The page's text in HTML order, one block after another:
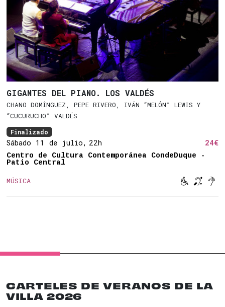
GIGANTES DEL PIANO. LOS VALDÉS
CHANO DOMÍNGUEZ, PEPE RIVERO, IVÁN “MELÓN” LEWIS Y
“CUCURUCHO” VALDÉS
Finalizado
Sábado 11 de julio, 22h 24€
Centro de Cultura Contemporánea CondeDuque -
Patio Central
MÚSICA Movilidad

Bucle

CARTELES DE VERANOS DE LA
VILLA 2026